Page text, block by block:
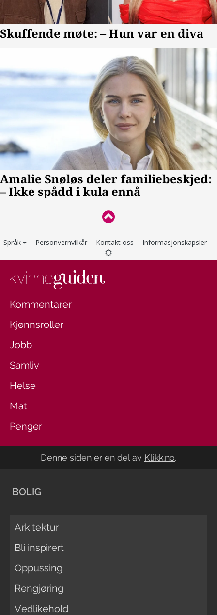
Språk Personvernvilkår Kontakt oss Informasjonskapsler
Kommentarer
Kjønnsroller
Jobb
Samliv
Helse
Mat
Penger
Denne siden er en del av Klikk.no.
BOLIG
Arkitektur
Bli inspirert
Oppussing
Rengjøring
Vedlikehold